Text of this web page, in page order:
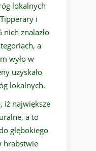
lokalnych
i
znalazło
a
wyło w
uzyskało
lokalnych.
iż największe
a to
głębokiego
hrabstwie